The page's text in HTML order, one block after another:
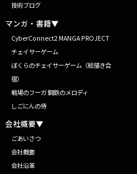
技術ブログ
マンガ・書籍▼
CyberConnect2 MANGA PROJECT
チェイサーゲーム
ぼくらのチェイサーゲーム（絵描き合
宿）
戦場のフーガ 鋼鉄のメロディ
しごにんの侍
会社概要▼
ごあいさつ
会社概要
会社沿革